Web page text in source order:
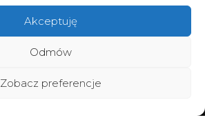
Akceptuję
Odmów
Zobacz preferencje